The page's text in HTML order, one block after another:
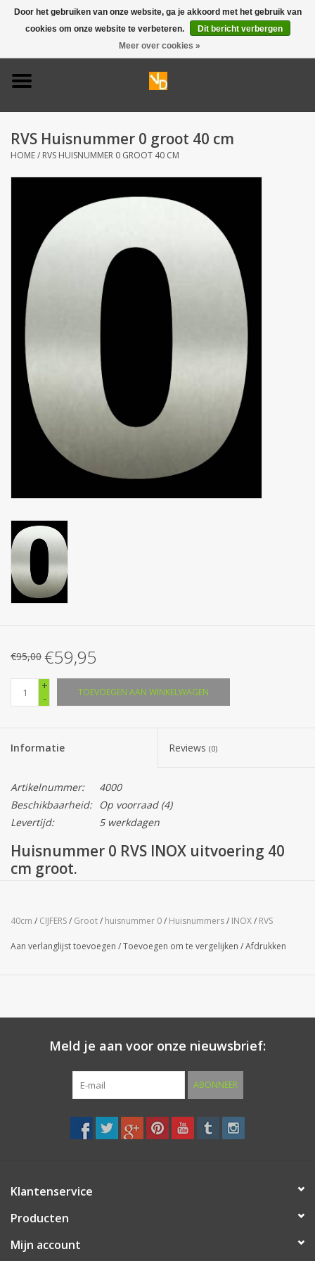
0 Artikelen - €0,00
Deurbel 304
Naamplaten
Opruiming
RVS Huisnummer 0 groot 40 cm
HOME/ RVS HUISNUMMER 0 GROOT 40 CM
€95,00 €59,95
+
-
TOEVOEGEN AAN WINKELWAGEN
Informatie Reviews (0)
Artikelnummer:
4000
Beschikbaarheid:
Op voorraad(4)
Levertijd:
5 werkdagen
Huisnummer 0 RVS INOX uitvoering 40
cm groot.
Cijfers zijn voorzien van drie of vier afstandsbussen aan de
een onzichtbare montage.
Veersdesign het adres voor
40cm / CIJFERS/ Groot/ huisnummer 0/ Huisnummers/ INOX/ RVS
Aan verlanglijst toevoegen /Toevoegen om te vergelijken /Afdrukken
Meld je aan voor onze nieuwsbrief:
ABONNEER
Klantenservice
Producten
Mijn account
Door het gebruiken van onze website, ga je akkoord met het gebruik van
cookies om onze website te verbeteren.
Dit bericht verbergen
Meer over cookies »